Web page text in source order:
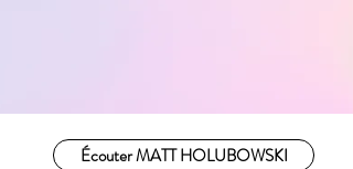
Écouter MATT HOLUBOWSKI